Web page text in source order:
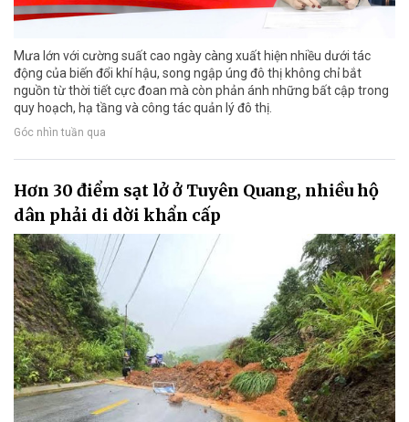
Mưa lớn với cường suất cao ngày càng xuất hiện nhiều dưới tác
động của biến đổi khí hậu, song ngập úng đô thị không chỉ bắt
nguồn từ thời tiết cực đoan mà còn phản ánh những bất cập trong
quy hoạch, hạ tầng và công tác quản lý đô thị.
Góc nhìn tuần qua
Hơn 30 điểm sạt lở ở Tuyên Quang, nhiều hộ
dân phải di dời khẩn cấp